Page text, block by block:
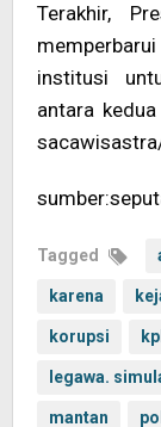
Terakhir,
institusi
antara
Tagged
karena
korupsi
legawa.
mantan